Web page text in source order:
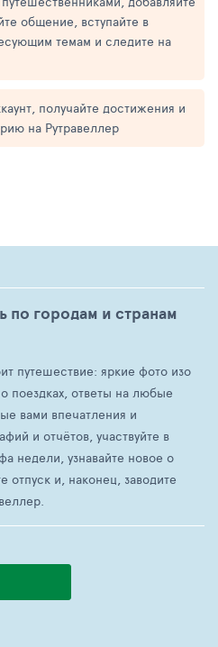
общение, вступайте в
темам и следите на
получайте достижения и
на Рутравеллер
по городам и странам
путешествие: яркие фото изо
поездках, ответы на любые
вами впечатления и
и отчётов, участвуйте в
недели, узнавайте новое о
отпуск и, наконец, заводите